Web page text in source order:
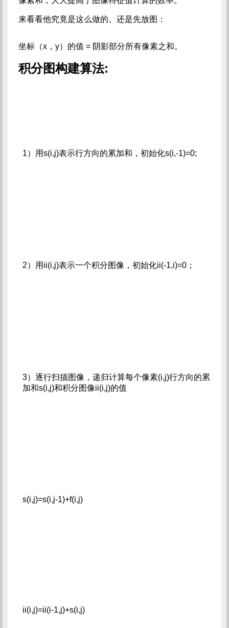
来看看他究竟是这么做的。还是先放图：
坐标（x，y）的值 = 阴影部分所有像素之和。
积分图构建算法:
1）用s(i,j)表示行方向的累加和，初始化s(i,-1)=0;
2）用ii(i,j)表示一个积分图像，初始化ii(-1,i)=0；
3）逐行扫描图像，递归计算每个像素(i,j)行方向的累
加和s(i,j)和积分图像ii(i,j)的值
s(i,j)=s(i,j-1)+f(i,j)
ii(i,j)=ii(i-1,j)+s(i,j)